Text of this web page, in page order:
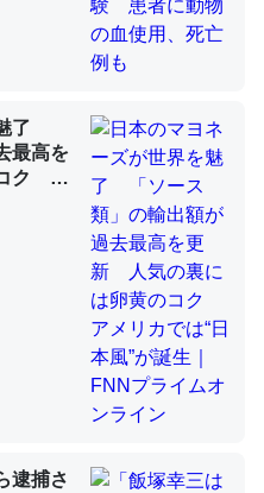
を大量に使う脊椎動物と貝
類だと殻を無くしてナメク
問題＝「昆虫はなぜ海にいな
。でたまに覗いてる。ぼ
。あと、Googleマップで
量や充電中かが分かるので
父67歳と僕。ITツール導入で
了
最高を
ク ア
FNNプ
逮捕さ